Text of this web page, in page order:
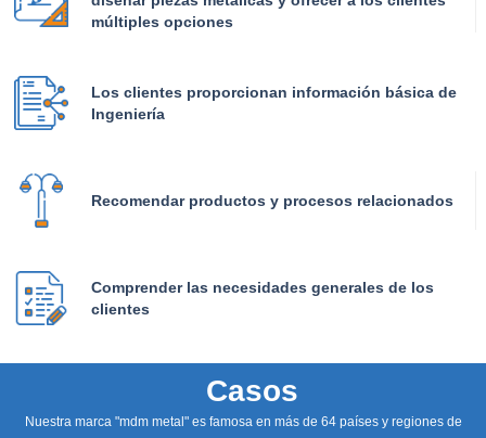
múltiples opciones
Los clientes proporcionan información básica de
Ingeniería
Recomendar productos y procesos relacionados
Comprender las necesidades generales de los
clientes
Casos
Nuestra marca "mdm metal" es famosa en más de 64 países y regiones de